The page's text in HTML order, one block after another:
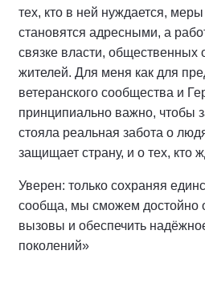
тех, кто в ней нуждается,
становятся адресными, а
связке власти, общественных
жителей. Для меня как для
ветеранского сообщества и
принципиально важно, чтобы
стояла реальная забота о
защищает страну, и о тех, кто
Уверен: только сохраняя
сообща, мы сможем достойно
вызовы и обеспечить
поколений»